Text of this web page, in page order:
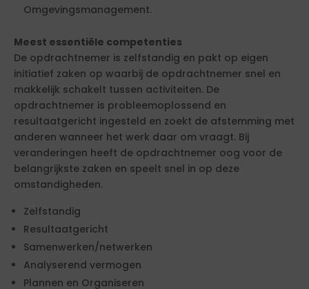
Omgevingsmanagement.
Meest essentiële competenties
De opdrachtnemer is zelfstandig en pakt op eigen
initiatief zaken op waarbij de opdrachtnemer snel en
makkelijk schakelt tussen activiteiten. De
opdrachtnemer is probleemoplossend en
resultaatgericht ingesteld en zoekt de afstemming met
anderen wanneer het werk daar om vraagt. Bij
veranderingen heeft de opdrachtnemer oog voor de
belangrijkste zaken en speelt snel in op deze
omstandigheden.
Zelfstandig
Resultaatgericht
Samenwerken/netwerken
Analyserend vermogen
Plannen en Organiseren